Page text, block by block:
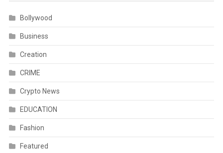
Bollywood
Business
Creation
CRIME
Crypto News
EDUCATION
Fashion
Featured